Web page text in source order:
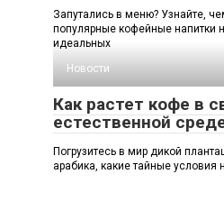
Запутались в меню? Узнайте,
популярные кофейные напитки
идеальных
Новости
Как растет кофе в
естественной
Погрузитесь в мир дикой
арабика, какие тайные условия